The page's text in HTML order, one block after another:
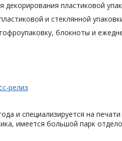
декорирования пластиковой
и стеклянной
блокноты и
релиз
и специализируется на
имеется большой парк